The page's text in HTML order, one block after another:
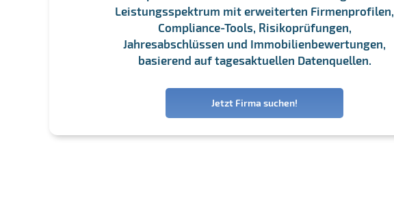
Leistungsspektrum mit erweiterten Firmenprofilen,
Compliance-Tools, Risikoprüfungen,
Jahresabschlüssen und Immobilienbewertungen,
basierend auf tagesaktuellen Datenquellen.
Jetzt Firma suchen!